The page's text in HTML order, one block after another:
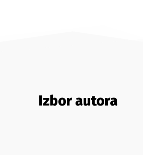
Izbor autora